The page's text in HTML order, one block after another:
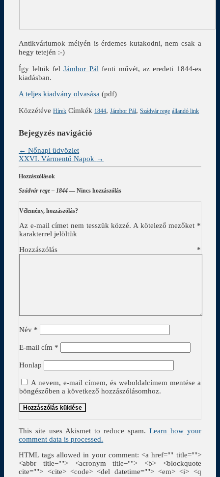
Antikváriumok mélyén is érdemes kutakodni, nem csak a
hegy tetején :-)
Így leltük felJámbor Pál fenti művét, az eredeti 1844-es
kiadásban.
A teljes kiadvány olvasása (pdf)
Közzétéve Hírek Címkék 1844,Jámbor Pál,Szádvár rege állandó link
Bejegyzés navigáció
← Nőnapi üdvözlet
XXVI. Vármentő Napok →
Hozzászólások
Szádvár rege – 1844 — Nincs hozzászólás
Vélemény, hozzászólás?
Az e-mail címet nem tesszük közzé. A kötelező mezőket *
karakterrel jelöltük
Hozzászólás *
Név *
E-mail cím *
Honlap
A nevem, e-mail címem, és weboldalcímem mentése a
böngészőben a következő hozzászólásomhoz.
This site uses Akismet to reduce spam. Learn how your
comment data is processed.
HTML tags allowed in your comment: <a href="" title="">
<abbr title=""> <acronym title=""> <b> <blockquote
cite=""> <cite> <code> <del datetime=""> <em> <i> <q